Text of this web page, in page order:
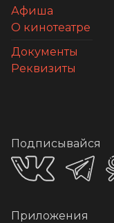
Афиша
О кинотеатре
Документы
Реквизиты
Подписывайся
Приложения